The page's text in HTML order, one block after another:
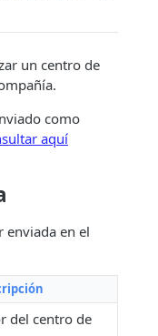
POST
un centro de
como
aquí
enviada en el
del centro de